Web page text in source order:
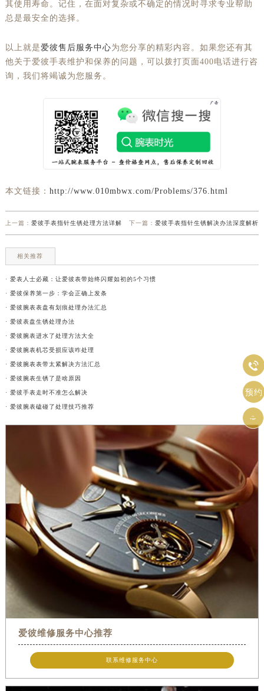
其使用寿命。记住，在面对复杂或不确定的情况时寻求专业帮助
总是最安全的选择。
以上就是 爱彼售后服务中心为您分享的精彩内容。如果您还有其
他关于爱彼手表维护和保养的问题，可以拨打页面400电话进行咨
询，我们将竭诚为您服务。
本文链接： http://www.010mbwx.com/Problems/376.html
上一篇： 爱彼手表指针生锈处理方法详解 下一篇：爱彼手表指针生锈解决办法深度解析
相关推荐
· 爱表人士必藏：让爱彼表带始终闪耀如初的5个习惯
· 爱彼保养第一步：学会正确上发条
· 爱彼腕表表盘有划痕处理办法汇总
· 爱彼表盘生锈处理办法
· 爱彼腕表进水了处理方法大全
· 爱彼腕表机芯受损应该咋处理
· 爱彼腕表表带太紧解决方法汇总
· 爱彼腕表生锈了是啥原因
· 爱彼手表走时不准怎么解决
· 爱彼腕表磕碰了处理技巧推荐
爱彼维修服务中心推荐
联系维修服务中心

预约
